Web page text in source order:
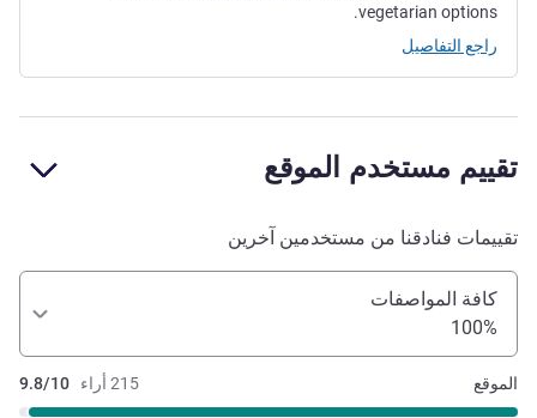
vegetarian options.
راجع التفاصيل
تقييم مستخدم الموقع
تقييمات فنادقنا من مستخدمين آخرين
كافة المواصفات
100%
215 أراء 9.8/10 الموقع